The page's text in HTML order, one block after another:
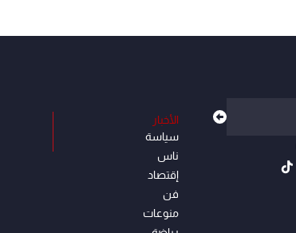
الأخبار
سياسة
ناس
إقتصاد
فن
منوعات